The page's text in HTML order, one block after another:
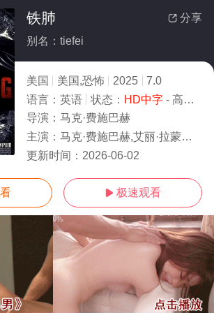
 分享
铁肺
别名：tiefei
美国 美国,恐怖 2025
7.0
语言： 英语 状态： HD中字- 高清免费在线观看
导演： 马克·费施巴赫
主演： 马克·费施巴赫,艾丽·拉蒙特,Seán·McLoughlin,卡萝·卡普
更新时间： 2026-06-02
 极速观看